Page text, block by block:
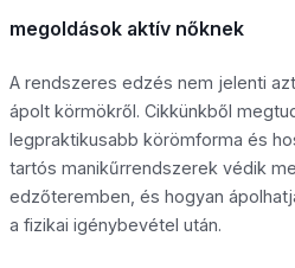
megoldások aktív nőknek
A rendszeres edzés nem jelenti
ápolt körmökről. Cikkünkből
legpraktikusabb körömforma és
tartós manikűrrendszerek védik
edzőteremben, és hogyan
a fizikai igénybevétel után.